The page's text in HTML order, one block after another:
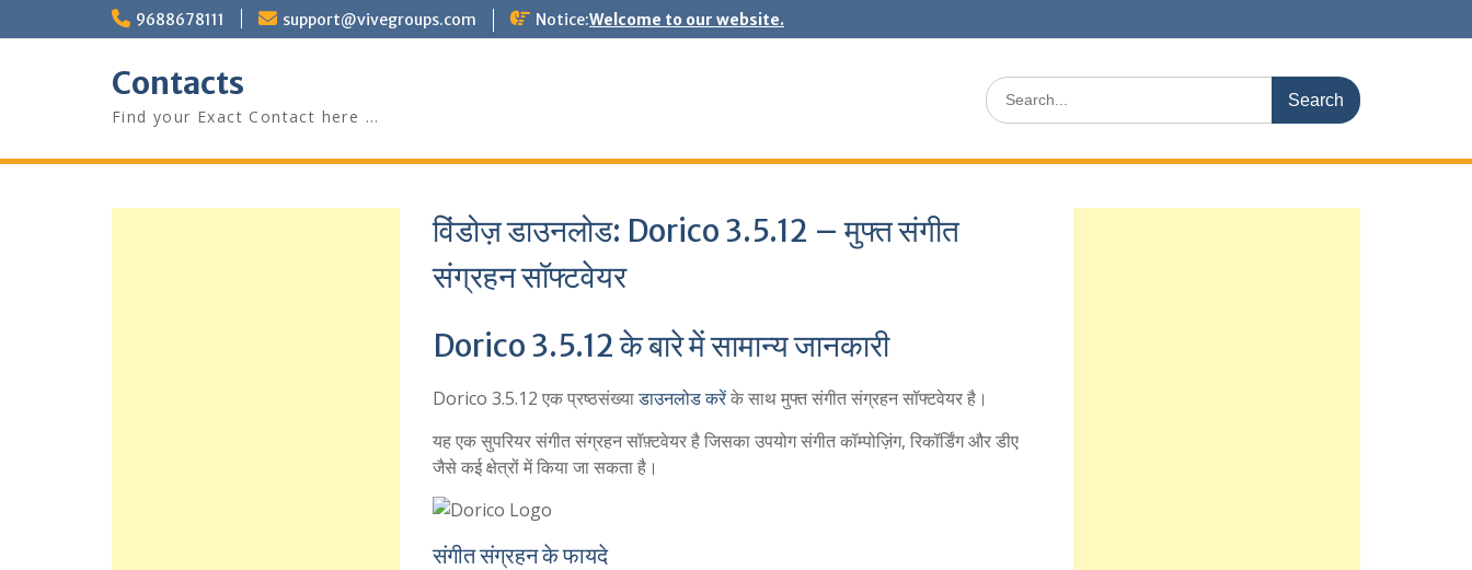
to
9688678111 support@vivegroups.com Notice:Welcome to our website.
Contacts
Find your Exact Contact here …
Search
for:
विंडोज़ डाउनलोड: Dorico 3.5.12 – मुफ्त संगीत
संग्रहन सॉफ्टवेयर
Dorico 3.5.12 के बारे में सामान्य जानकारी
Dorico 3.5.12 एक प्रष्ठसंख्याडाउनलोड करेंके साथ मुफ्त संगीत संग्रहन सॉफ्टवेयर है।
यह एक सुपरियर संगीत संग्रहन सॉफ़्टवेयर है जिसका उपयोग संगीत कॉम्पोज़िंग, रिकॉर्डिंग और डीए
जैसे कई क्षेत्रों में किया जा सकता है।
संगीत संग्रहन के फायदे